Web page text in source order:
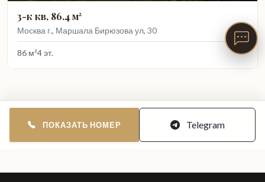
ПОКАЗАТЬ НОМЕР Telegram
3-к кв, 86.4 м²
Москва г., Маршала Бирюзова ул, 30
86 м²4 эт.